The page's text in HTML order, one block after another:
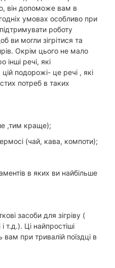
він допоможе вам в
умовах особливо при
роботу
ви могли зігрітися та
Окрім цього не мало
інші речі, які
подорожі- це речі , які
потреб в таких
,тим краще);
(чай, кава, компоти);
в яких ви найбільше
засоби для зігріву (
і т.д.). Ці найпростіші
при тривалій поїздці в